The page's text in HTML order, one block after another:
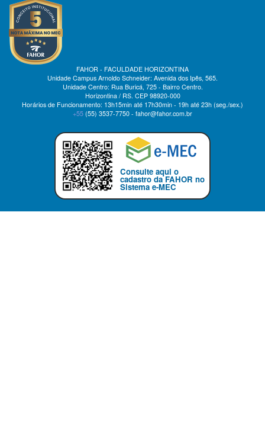
FAHOR - FACULDADE HORIZONTINA
Unidade Campus Arnoldo Schneider: Avenida dos Ipês, 565.
Unidade Centro: Rua Buricá, 725 - Bairro Centro.
Horizontina / RS. CEP 98920-000
Horários de Funcionamento: 13h15min até 17h30min - 19h até 23h (seg./sex.)
+55 (55) 3537-7750 - fahor@fahor.com.br
Consulte aqui o
cadastro da FAHOR no
Sistema e-MEC